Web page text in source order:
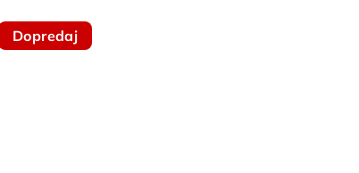
Dopredaj